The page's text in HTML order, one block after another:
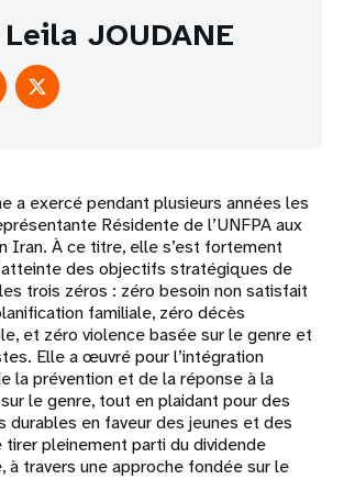
JOUDANE
a exercé pendant plusieurs années les
Résidente de l’UNFPA aux
Iran. À ce titre, elle s’est fortement
des objectifs stratégiques de
trois zéros : zéro besoin non satisfait
familiale, zéro décès
et zéro violence basée sur le genre et
Elle a œuvré pour l’intégration
la prévention et de la réponse à la
le genre, tout en plaidant pour des
durables en faveur des jeunes et des
pleinement parti du dividende
à travers une approche fondée sur le